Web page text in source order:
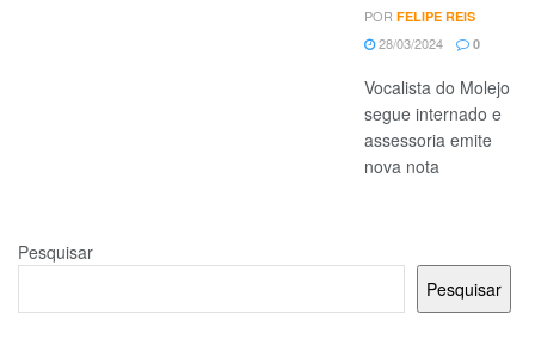
POR FELIPE REIS
28/03/2024 0
Vocalista do Molejo
segue internado e
assessoria emite
nova nota
Pesquisar
Pesquisar